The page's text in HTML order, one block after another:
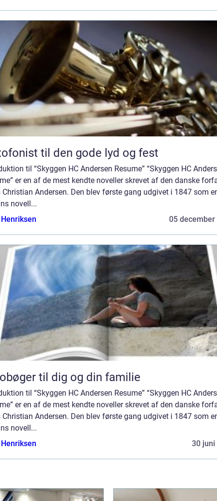
til den gode lyd og fest
til “Skyggen HC Andersen Resume” “Skyggen HC
er en af de mest kendte noveller skrevet af den danske
Christian Andersen. Den blev første gang udgivet i 1847 som
novell...
05 december
til dig og din familie
til “Skyggen HC Andersen Resume” “Skyggen HC
er en af de mest kendte noveller skrevet af den danske
Christian Andersen. Den blev første gang udgivet i 1847 som
novell...
30 juni